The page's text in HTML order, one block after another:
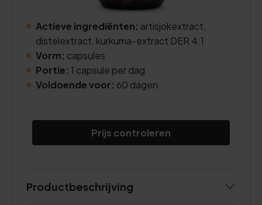
Actieve ingrediënten: artisjokextract,
distelextract, kurkuma-extract DER 4:1
Vorm: capsules
Portie: 1 capsule per dag
Voldoende voor: 60 dagen
Prijs controleren
Productbeschrijving